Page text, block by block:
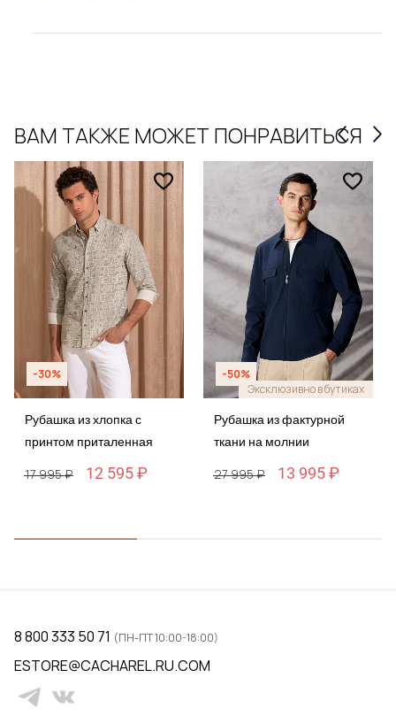
ВАМ ТАКЖЕ МОЖЕТ ПОНРАВИТЬСЯ
-30%
Рубашка из хлопка с
принтом приталенная
17 995 ₽ 12 595 ₽
-50%
Эксклюзивно в бутиках
Рубашка из фактурной
ткани на молнии
27 995 ₽ 13 995 ₽
8 800 333 50 71 (ПН-ПТ 10:00-18:00)
ESTORE@CACHAREL.RU.COM